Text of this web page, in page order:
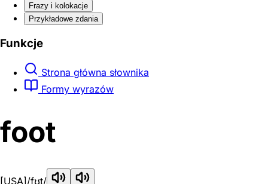
Frazy i kolokacje
Przykładowe zdania
Funkcje
Strona główna słownika
Formy wyrazów
foot
[USA] /fʊt/